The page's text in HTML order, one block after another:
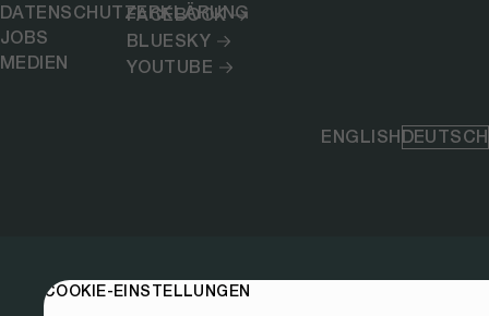
DATENSCHUTZERKLÄRUNG
JOBS
MEDIEN
FACEBOOK
BLUESKY
YOUTUBE
ENGLISHDEUTSCH
COOKIE-EINSTELLUNGEN